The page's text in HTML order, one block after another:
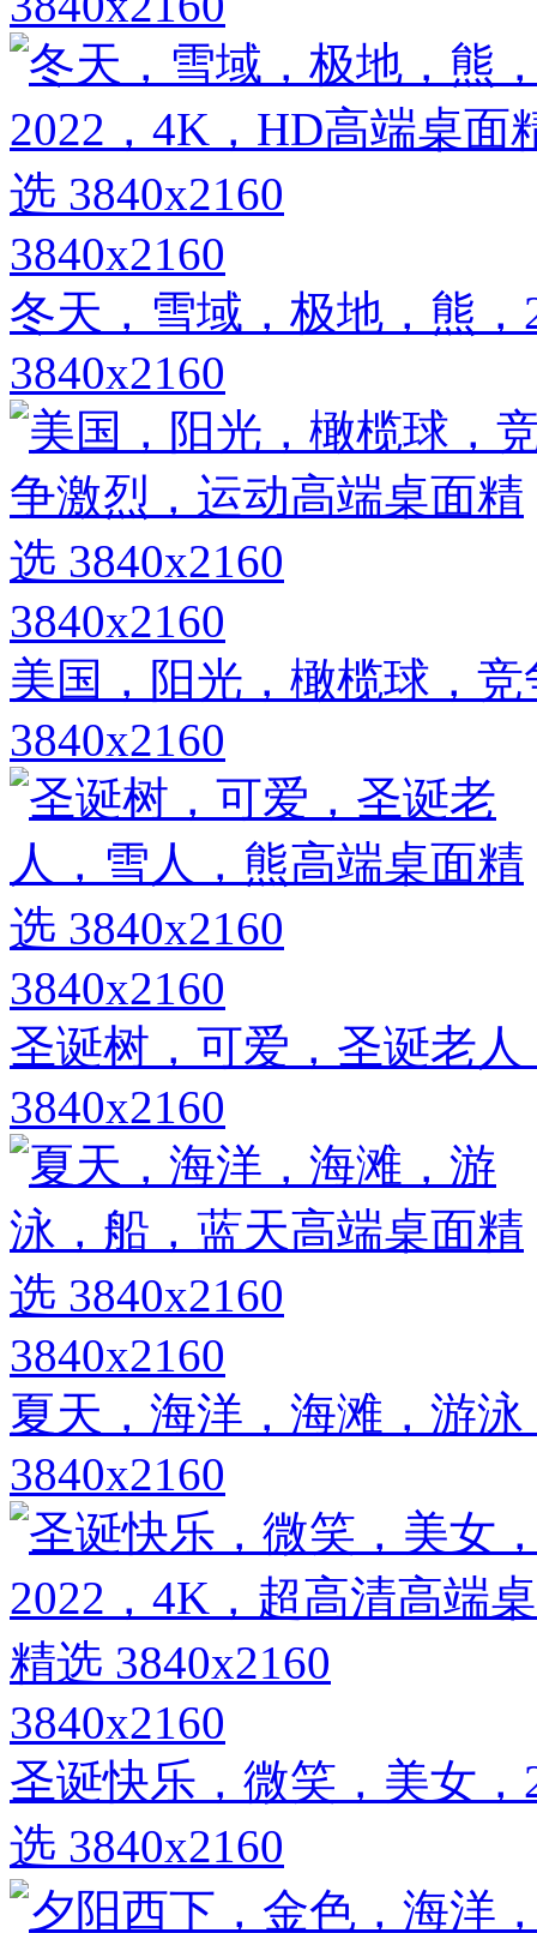
3840x2160
冬天，雪域，极地，熊
3840x2160
3840x2160
美国，阳光，橄榄球，
3840x2160
3840x2160
圣诞树，可爱，圣诞老
3840x2160
3840x2160
夏天，海洋，海滩，游
3840x2160
3840x2160
圣诞快乐，微笑，美女
选 3840x2160